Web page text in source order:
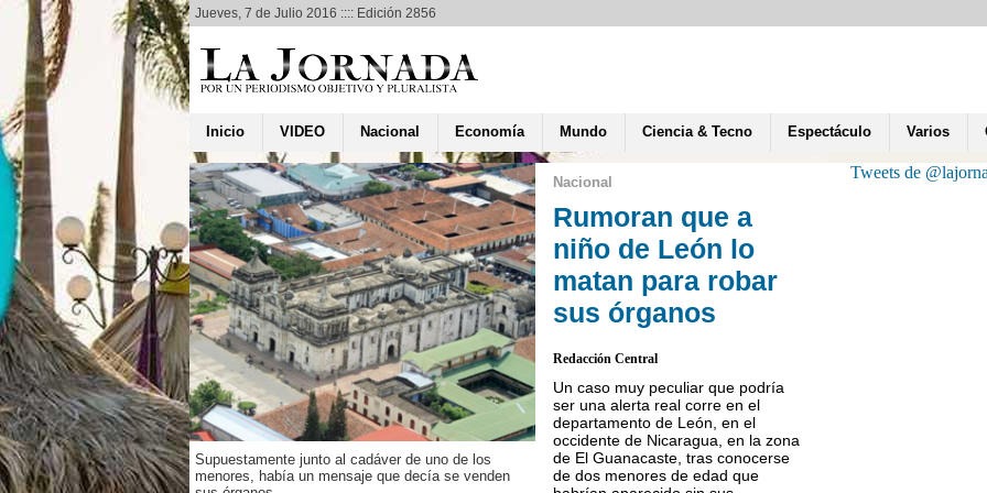
Jueves, 7 de Julio 2016 :::: Edición 2856
Inicio VIDEO Nacional Economía Mundo Ciencia & Tecno Espectáculo Varios
a 183
prisión
de
en Costa
de asesinar una familia
en la
de Matapalo en Costa
Michael
Supuestamente junto al cadáver de uno de los
menores, había un mensaje que decía se venden
Nacional
Rumoran que a
niño de León lo
matan para robar
sus órganos
Redacción Central
Un caso muy peculiar que podría
ser una alerta real corre en el
departamento de León, en el
occidente de Nicaragua, en la zona
de El Guanacaste, tras conocerse
de dos menores de edad que
Sin plazo definido de
la Policía Nacional, esto
Tweets de